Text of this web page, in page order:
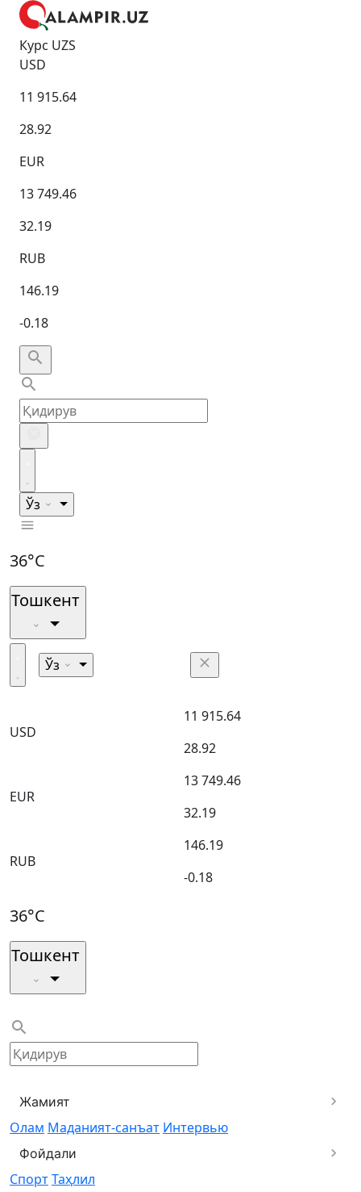
Курс UZS
USD
11 915.64
28.92
EUR
13 749.46
32.19
RUB
146.19
-0.18
Ўз
36°C
Тошкент
Ўз
USD
11 915.64
28.92
EUR
13 749.46
32.19
RUB
146.19
-0.18
36°C
Тошкент
Жамият
Олам Маданият-санъат Интервью
Фойдали
СпортТаҳлил